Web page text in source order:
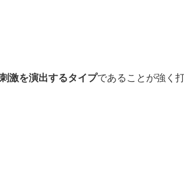
激を演出するタイプであることが強く